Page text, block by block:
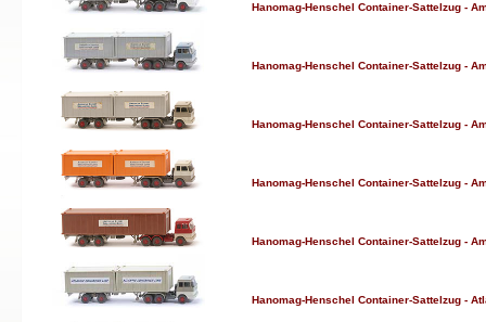
Hanomag-Henschel Container-Sattelzug -
Hanomag-Henschel Container-Sattelzug -
Hanomag-Henschel Container-Sattelzug -
Hanomag-Henschel Container-Sattelzug -
Hanomag-Henschel Container-Sattelzug -
Hanomag-Henschel Container-Sattelzug -